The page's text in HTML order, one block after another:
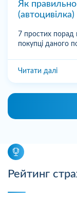
Як
(автоцивілка)
7 простих порад
покупці даного
Читати далі
Рейтинг